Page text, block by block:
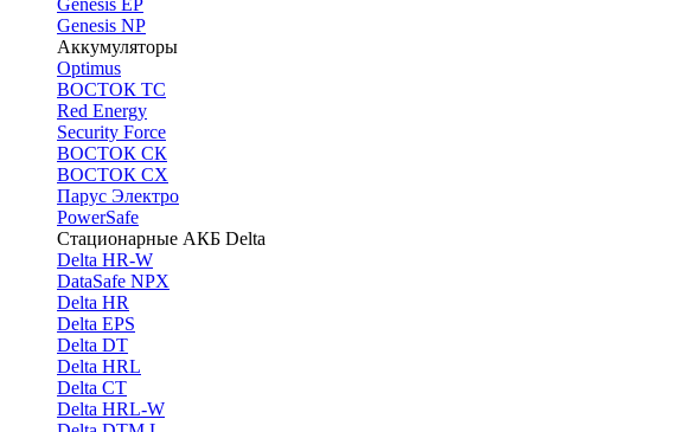
Genesis EP
Genesis NP
Аккумуляторы
Optimus
ВОСТОК ТС
Red Energy
Security Force
ВОСТОК СК
ВОСТОК СХ
Парус Электро
PowerSafe
Стационарные АКБ Delta
Delta HR-W
DataSafe NPX
Delta HR
Delta EPS
Delta DT
Delta HRL
Delta CT
Delta HRL-W